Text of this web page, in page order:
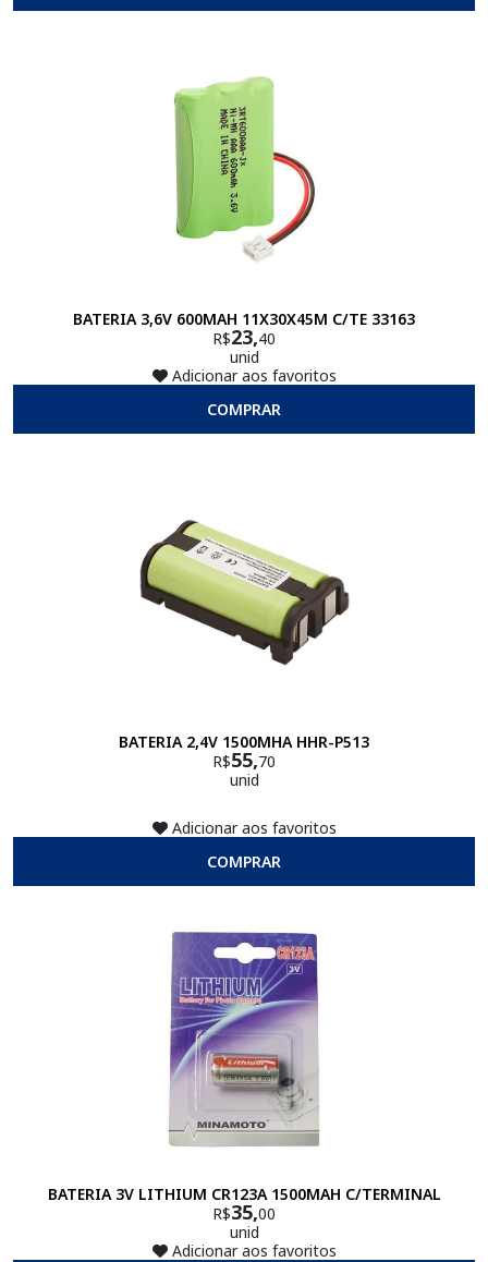
BATERIA 3,6V 600MAH 11X30X45M C/TE 33163
R$23,40
unid
Adicionar aos favoritos
COMPRAR
BATERIA 2,4V 1500MHA HHR-P513
R$55,70
unid
Adicionar aos favoritos
COMPRAR
BATERIA 3V LITHIUM CR123A 1500MAH C/TERMINAL
R$35,00
unid
Adicionar aos favoritos